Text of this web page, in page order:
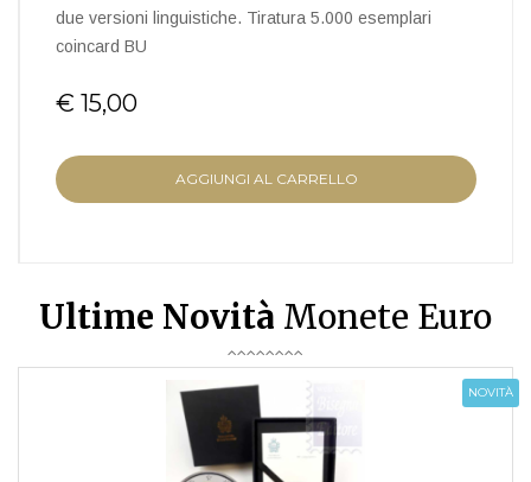
due versioni linguistiche. Tiratura 5.000 esemplari
coincard BU
€ 15,00
AGGIUNGI AL CARRELLO
Ultime Novità Monete Euro
NOVITÀ